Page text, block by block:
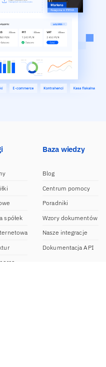
spółek
Baza wiedzy
Blog
Centrum pomocy
Poradniki
Wzory dokumentów
Nasze integracje
Dokumentacja API